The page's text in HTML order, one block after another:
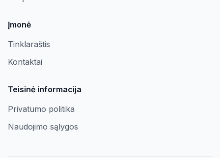
Įmonė
Tinklaraštis
Kontaktai
Teisinė informacija
Privatumo politika
Naudojimo sąlygos